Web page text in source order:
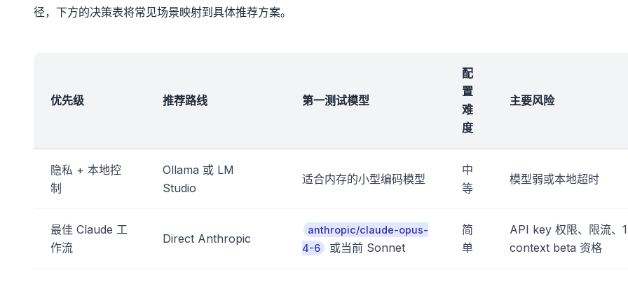
径，下方的决策表将常见场景映射到具体推荐方案。
优先级 推荐路线 第一测试模型
配
置
难
度
主要风险
隐私 + 本地控
制
Ollama 或 LM
Studio
适合内存的小型编码模型
中
等
模型弱或本地超时
最佳 Claude 工
作流
Direct Anthropic
anthropic/claude-opus-
4-6
或当前 Sonnet
简
单
API key 权限、限流、
context beta 资格